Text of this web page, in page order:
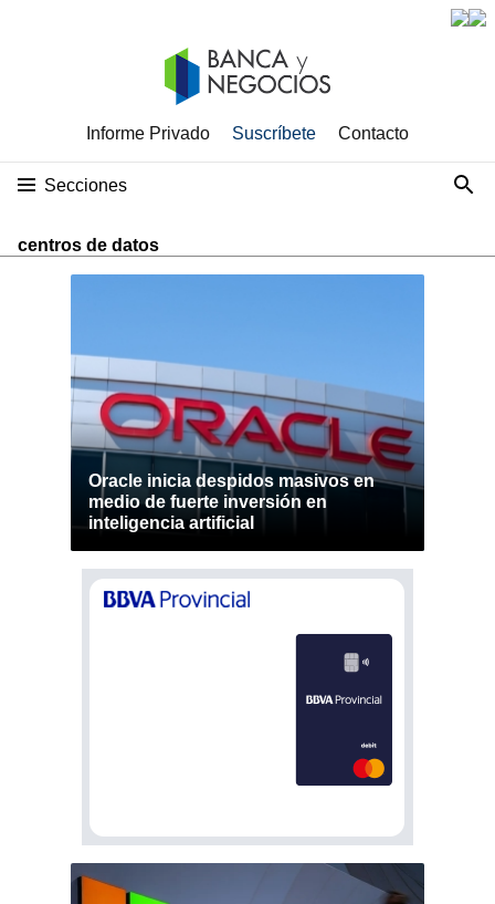
Informe Privado Suscríbete Contacto
Secciones
centros de datos
Oracle inicia despidos masivos en
medio de fuerte inversión en
inteligencia artificial